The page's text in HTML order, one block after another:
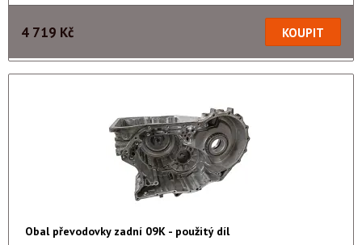
4 719 Kč
Obal převodovky zadní 09K - použitý díl